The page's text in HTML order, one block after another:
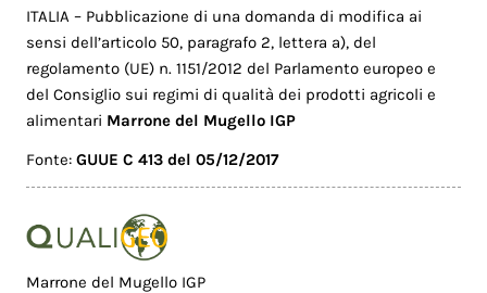
ITALIA – Pubblicazione di una domanda di modifica ai
sensi dell’articolo 50, paragrafo 2, lettera a), del
regolamento (UE) n. 1151/2012 del Parlamento europeo e
del Consiglio sui regimi di qualità dei prodotti agricoli e
alimentari Marrone del Mugello IGP
Fonte:GUUE C 413 del 05/12/2017
Marrone del Mugello IGP